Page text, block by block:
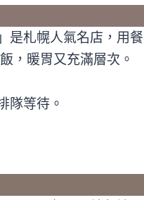
是札幌人氣名店，用
，暖胃又充滿層次。
隊等待。